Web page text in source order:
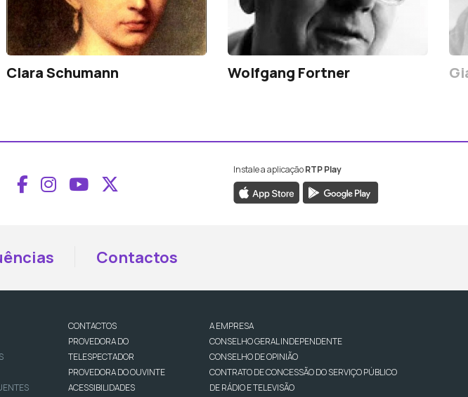
Clara Schumann Wolfgang Fortner
Aceder ao Facebook da RTP Antena 2
Aceder ao Instagram da RTP Antena 2
Aceder ao YouTube da RTP Antena 2
Aceder ao X da RTP Antena 2
Instale a aplicaçãoRTP Play
Contactos
CONTACTOS
PROVEDORA DO
TELESPECTADOR
PROVEDORA DO OUVINTE
ACESSIBILIDADES
A EMPRESA
CONSELHO GERAL INDEPENDENTE
CONSELHO DE OPINIÃO
CONTRATO DE CONCESSÃO DO SERVIÇO PÚBLICO
DE RÁDIO E TELEVISÃO